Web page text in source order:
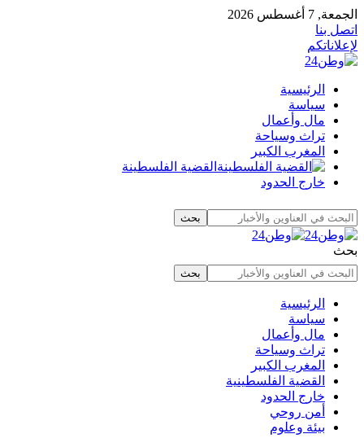
الجمعة, 7 أغسطس 2026
اتصل بنا
لإعلاناتكم
الرئيسية
سياسة
مال وأعمال
تراث وسياحة
المغرب الكبير
القضية الفلسطينة
خارج الحدود
بحث
الرئيسية
سياسة
مال وأعمال
تراث وسياحة
المغرب الكبير
القضية الفلسطينية
خارج الحدود
أمن روحي
بيئة وعلوم